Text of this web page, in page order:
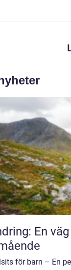
En
för barn – En